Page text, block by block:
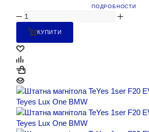
ПОДРОБНОСТИ
КУПИТИ